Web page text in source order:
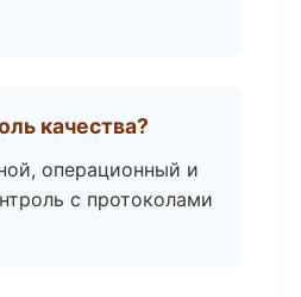
качества?
операционный и
с протоколами